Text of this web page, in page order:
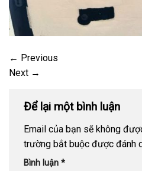
← Previous
Next →
Để lại một bình luận
Email của bạn sẽ không
trường bắt buộc được đánh
Bình luận *